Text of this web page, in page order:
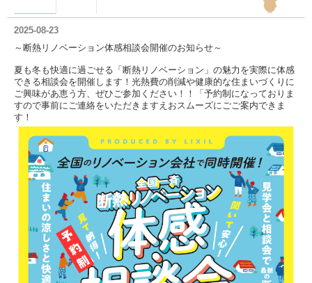
2025-08-23
～断熱リノベーション体感相談会開催のお知らせ～
夏も冬も快適に過ごせる「断熱リノベーション」の魅力を実際に体感
できる相談会を開催します！光熱費の削減や健康的な住まいづくりに
ご興味があ恵う方、ぜひご参加ください！！「予約制になっておりま
すので事前にご連絡をいただきますえおスムーズにごご案内できま
す！